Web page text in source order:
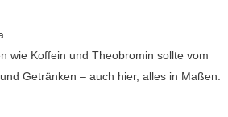
wie Koffein und Theobromin sollte vom
Getränken – auch hier, alles in Maßen.